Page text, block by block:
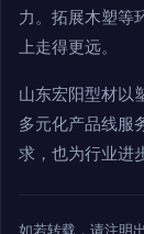
力。拓展木塑等
上走得更远。
山东宏阳型材以
多元化产品线服
求，也为行业进
如若转载，请注